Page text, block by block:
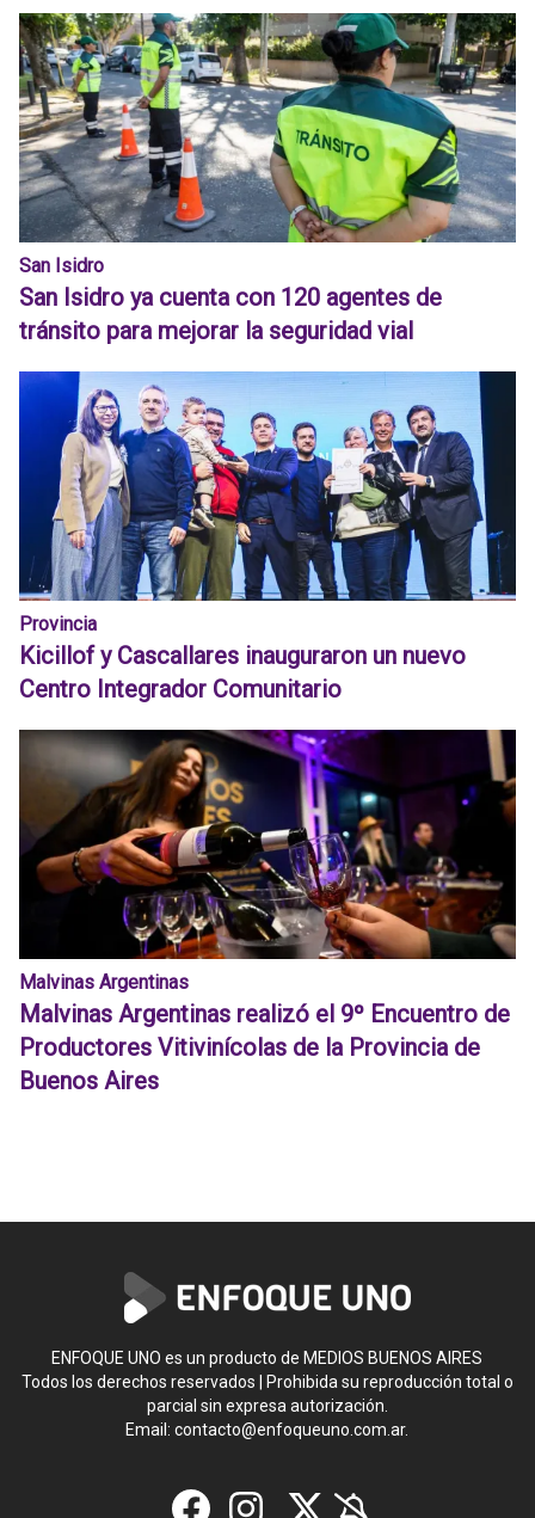
San Isidro
San Isidro ya cuenta con 120 agentes de
tránsito para mejorar la seguridad vial
Provincia
Kicillof y Cascallares inauguraron un nuevo
Centro Integrador Comunitario
Malvinas Argentinas
Malvinas Argentinas realizó el 9º Encuentro de
Productores Vitivinícolas de la Provincia de
Buenos Aires
ENFOQUE UNO es un producto de MEDIOS BUENOS AIRES
Todos los derechos reservados | Prohibida su reproducción total o
parcial sin expresa autorización.
Email:contacto@enfoqueuno.com.ar.